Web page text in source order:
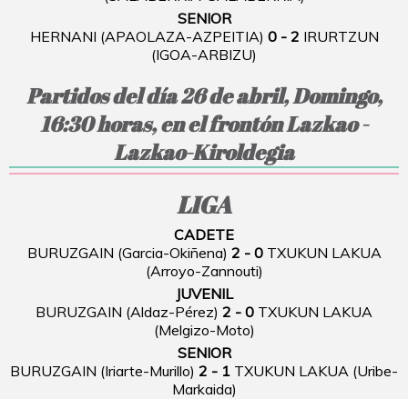
SENIOR
HERNANI (APAOLAZA-AZPEITIA) 0 - 2 IRURTZUN
(IGOA-ARBIZU)
Partidos del día 26 de abril, Domingo,
16:30 horas, en el frontón Lazkao -
Lazkao-Kiroldegia
LIGA
CADETE
BURUZGAIN (Garcia-Okiñena) 2 - 0TXUKUN LAKUA
(Arroyo-Zannouti)
JUVENIL
BURUZGAIN (Aldaz-Pérez) 2 - 0 TXUKUN LAKUA
(Melgizo-Moto)
SENIOR
BURUZGAIN (Iriarte-Murillo) 2 - 1 TXUKUN LAKUA (Uribe-
Markaida)